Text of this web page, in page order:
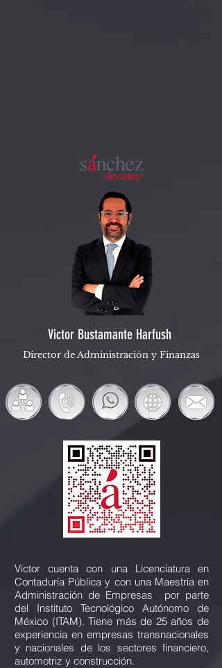
Victor Bustamante Harfush
Director de Administración y Finanzas
Victor cuenta con una Licenciatura en
Contaduría Pública y con una Maestría en
Administración de Empresas por parte
del Instituto Tecnológico Autónomo de
México (ITAM). Tiene más de 25 años de
experiencia en empresas transnacionales
y nacionales de los sectores financiero,
automotriz y construcción.